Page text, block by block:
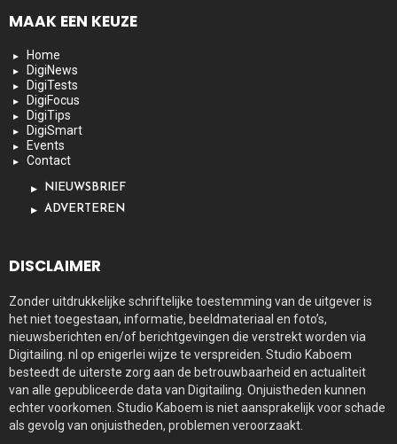
MAAK EEN KEUZE
Home
DigiNews
DigiTests
DigiFocus
DigiTips
DigiSmart
Events
Contact
NIEUWSBRIEF
ADVERTEREN
DISCLAIMER
Zonder uitdrukkelijke schriftelijke toestemming van de uitgever is
het niet toegestaan, informatie, beeldmateriaal en foto’s,
nieuwsberichten en/of berichtgevingen die verstrekt worden via
Digitailing. nl op enigerlei wijze te verspreiden. Studio Kaboem
besteedt de uiterste zorg aan de betrouwbaarheid en actualiteit
van alle gepubliceerde data van Digitailing. Onjuistheden kunnen
echter voorkomen. Studio Kaboem is niet aansprakelijk voor schade
als gevolg van onjuistheden, problemen veroorzaakt.